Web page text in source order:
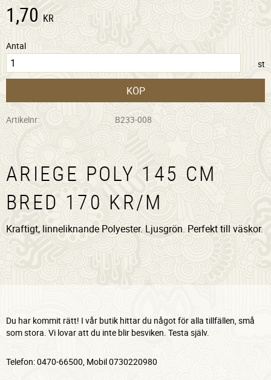
1,70 KR
Antal
st
KÖP
Artikelnr B233-008
ARIEGE POLY 145 CM
BRED 170 KR/M
Kraftigt, linneliknande Polyester. Ljusgrön. Perfekt till väskor.
Du har kommit rätt! I vår butik hittar du något för alla tillfällen, små
som stora. Vi lovar att du inte blir besviken. Testa själv.
Telefon: 0470-66500, Mobil 0730220980